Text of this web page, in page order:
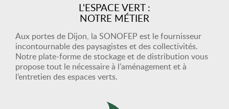
L'ESPACE VERT :
NOTRE MÉTIER
Aux portes de Dijon, la SONOFEP est le fournisseur
incontournable des paysagistes et des collectivités.
Notre plate-forme de stockage et de distribution vous
propose tout le nécessaire à l’aménagement et à
l’entretien des espaces verts.